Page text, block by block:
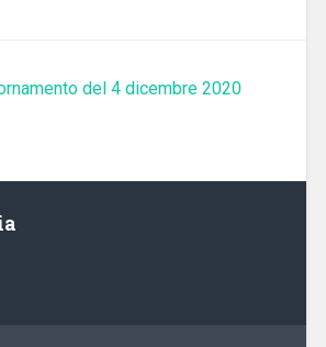
del 4 dicembre 2020